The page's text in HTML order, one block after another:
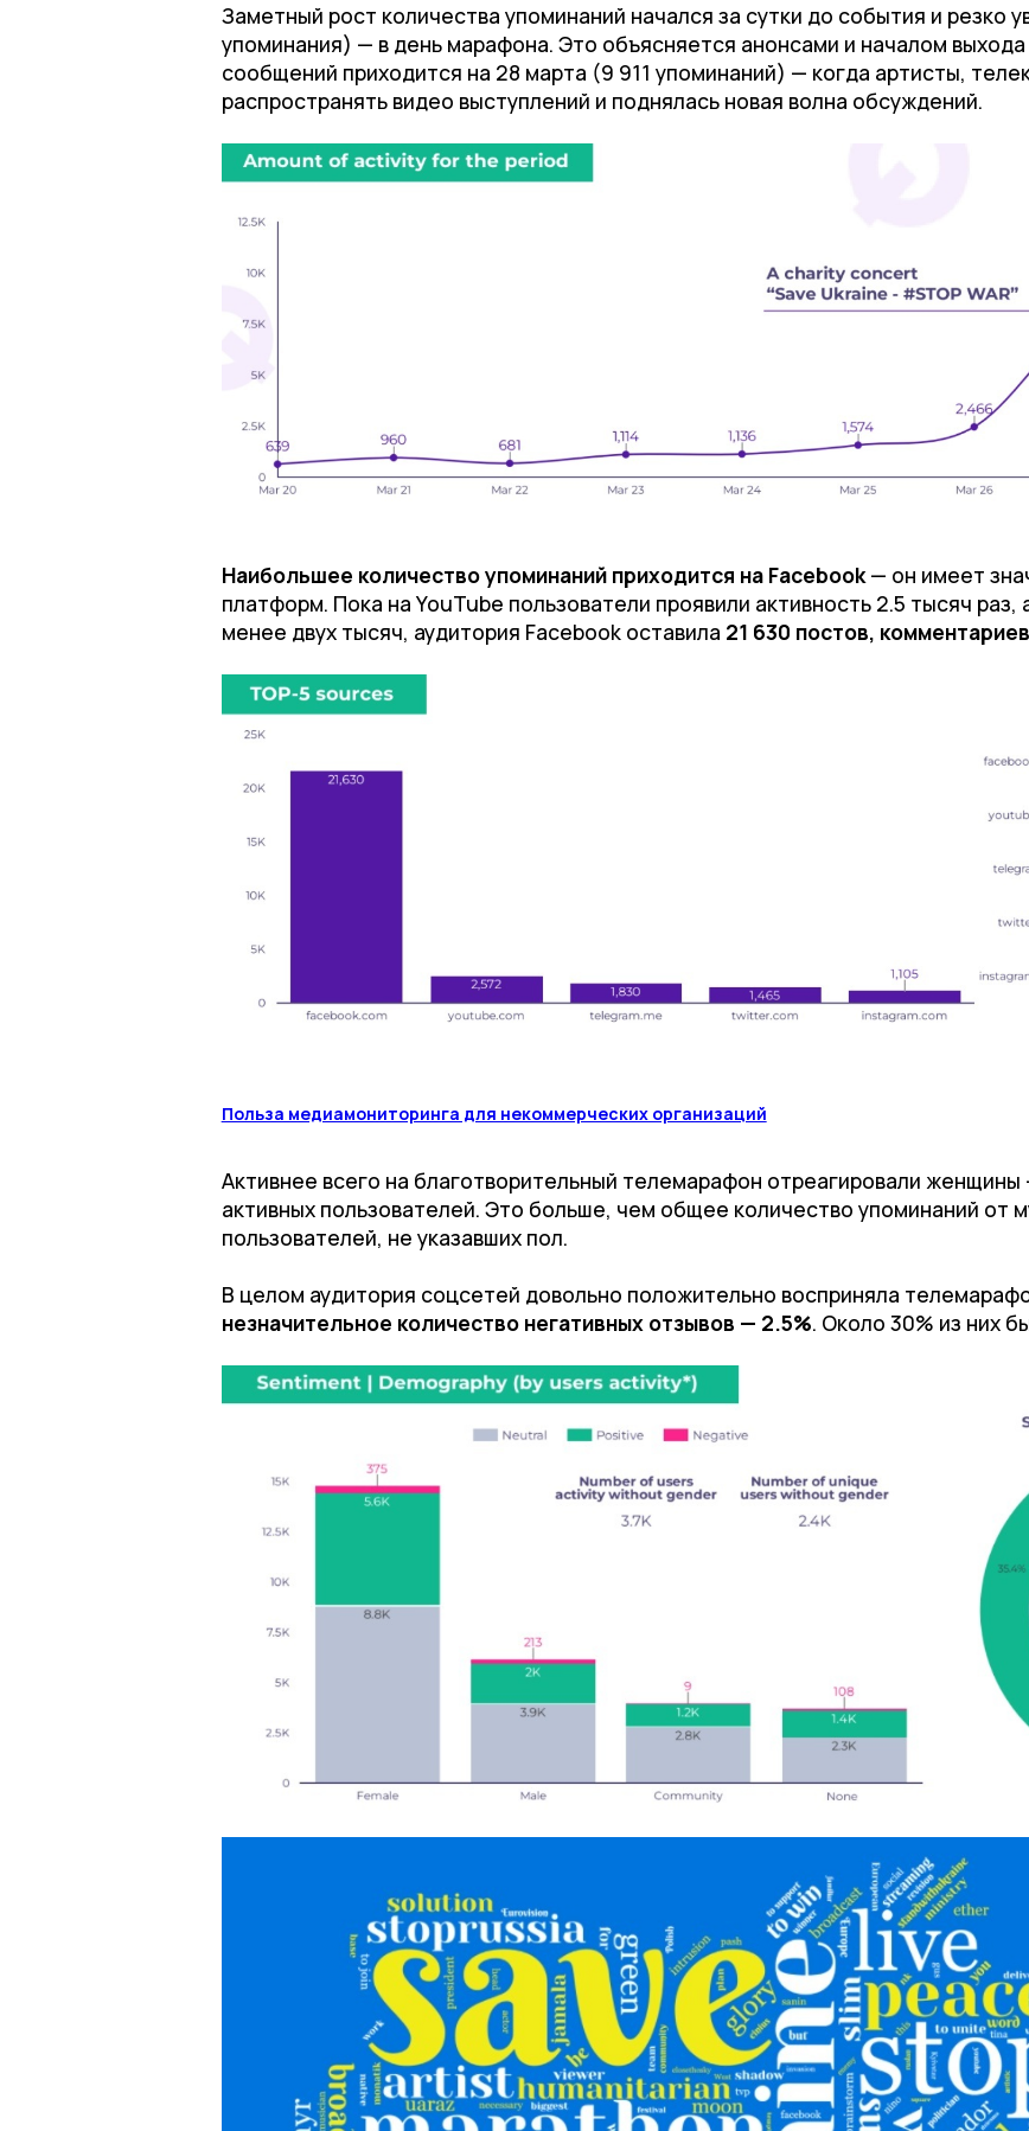
Заметный рост количества упоминаний начался за сутки до события и резко
упоминания) — в день марафона. Это объясняется анонсами и началом
сообщений приходится на 28 марта (9 911 упоминаний) — когда артисты,
распространять видео выступлений и поднялась новая волна обсуждений.
Наибольшее количество упоминаний приходится на Facebook— он имеет
платформ. Пока на YouTube пользователи проявили активность 2.5 тысяч
менее двух тысяч, аудитория Facebook оставила 21 630 постов,
Польза медиамониторинга для некоммерческих организаций
Активнее всего на благотворительный телемарафон отреагировали женщины
активных пользователей. Это больше, чем общее количество упоминаний от
пользователей, не указавших пол.
В целом аудитория соцсетей довольно положительно восприняла
незначительное количество негативных отзывов — 2.5%. Около 30% из них